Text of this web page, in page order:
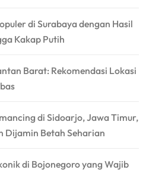
di Surabaya dengan Hasil
Kakap Putih
Barat: Rekomendasi Lokasi
di Sidoarjo, Jawa Timur,
Dijamin Betah Seharian
di Bojonegoro yang Wajib